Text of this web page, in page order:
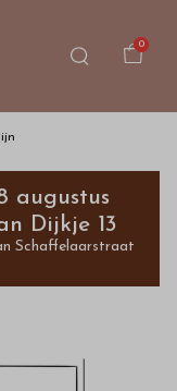
0
augustus
Dijkje 13
Schaffelaarstraat